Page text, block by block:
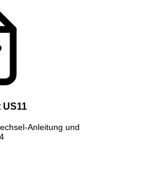
Anleitung und